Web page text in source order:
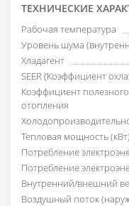
ТЕХНИЧЕСКИЕ
Рабочая температура
Уровень шума
Хладагент
SEER (Коэффициент
Коэффициент
отопления
Тепловая мощность (кВт)
Потребление
Потребление
Внутренний/внешний
Воздушный поток